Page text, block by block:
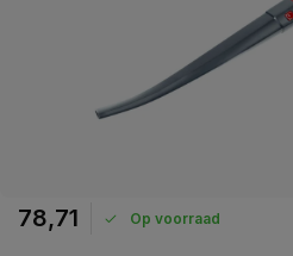
78,71 Op voorraad